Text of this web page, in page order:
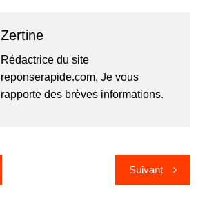
Zertine
Rédactrice du site
reponserapide.com, Je vous
rapporte des brèves informations.
Suivant